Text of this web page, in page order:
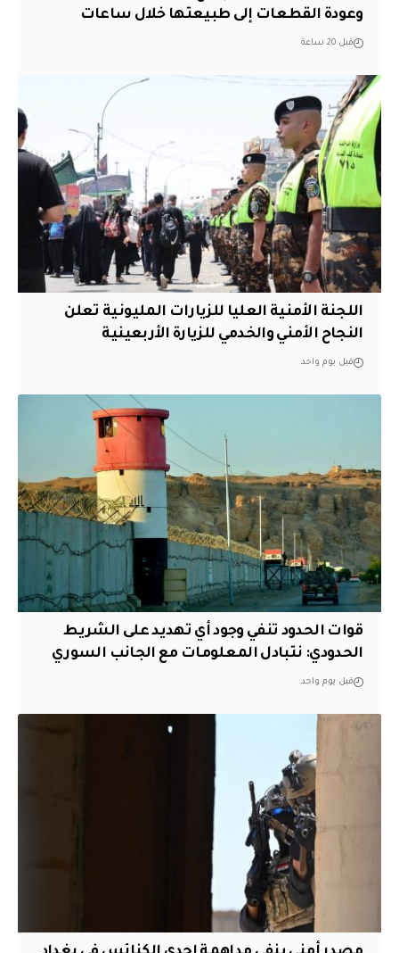
وعودة القطعات إلى طبيعتها خلال ساعات
قبل 20 ساعة
اللجنة الأمنية العليا للزيارات المليونية تعلن
النجاح الأمني والخدمي للزيارة الأربعينية
قبل يوم واحد
قوات الحدود تنفي وجود أي تهديد على الشريط
الحدودي: نتبادل المعلومات مع الجانب السوري
قبل يوم واحد